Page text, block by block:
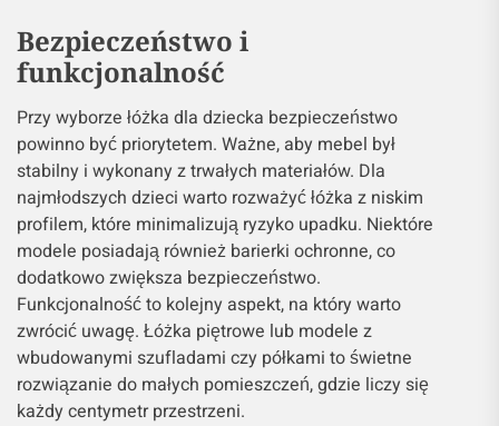
Bezpieczeństwo i
funkcjonalność
Przy wyborze łóżka dla dziecka bezpieczeństwo
powinno być priorytetem. Ważne, aby mebel był
stabilny i wykonany z trwałych materiałów. Dla
najmłodszych dzieci warto rozważyć łóżka z niskim
profilem, które minimalizują ryzyko upadku. Niektóre
modele posiadają również barierki ochronne, co
dodatkowo zwiększa bezpieczeństwo.
Funkcjonalność to kolejny aspekt, na który warto
zwrócić uwagę. Łóżka piętrowe lub modele z
wbudowanymi szufladami czy półkami to świetne
rozwiązanie do małych pomieszczeń, gdzie liczy się
każdy centymetr przestrzeni.